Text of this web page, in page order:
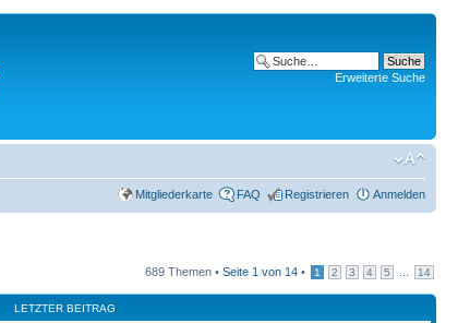
Erweiterte Suche
Mitgliederkarte FAQ Registrieren Anmelden
689 Themen • Seite 1 von 14 • 1 2 3 4 5 14
LETZTER BEITRAG